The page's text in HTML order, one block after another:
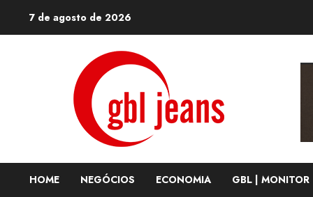
7 de agosto de 2026
HOME NEGÓCIOS ECONOMIA GBL | MONITOR